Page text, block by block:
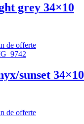
grey 34×10
de offerte
sunset 34×10
de offerte